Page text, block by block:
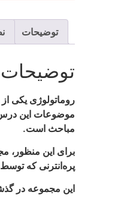
توضیحات
توضیحات
روماتولوژی یکی
موضوعات این درس
مباحث است.
برای این منظور،
پره‌انترنی که توسط
این مجموعه در